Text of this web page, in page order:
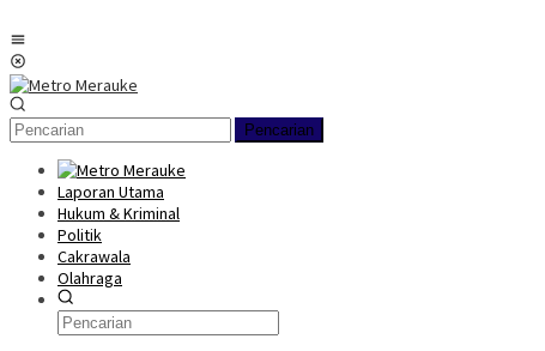
ke
konten
Pencarian
Laporan Utama
Hukum & Kriminal
Politik
Cakrawala
Olahraga